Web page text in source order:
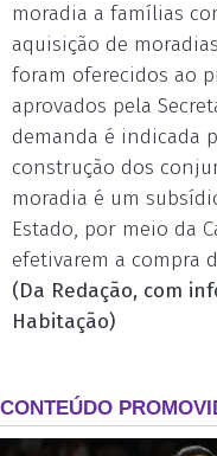
moradia a famílias
aquisição de
foram oferecidos ao
aprovados pela
demanda é indicada
construção dos
moradia é um
Estado, por meio da
efetivarem a compra
(Da Redação, com
Habitação)